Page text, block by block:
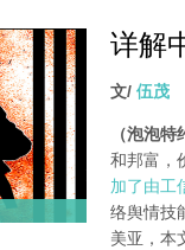
详解
文/ 伍茂
（泡泡特
和邦富，
加了由工
络舆情技
美亚，本